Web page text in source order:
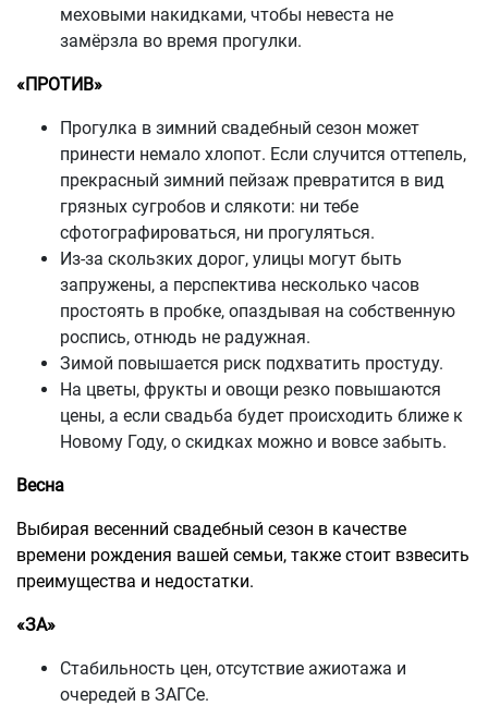
меховыми накидками, чтобы невеста не
замёрзла во время прогулки.
«ПРОТИВ»
Прогулка в зимний свадебный сезон может
принести немало хлопот. Если случится оттепель,
прекрасный зимний пейзаж превратится в вид
грязных сугробов и слякоти: ни тебе
сфотографироваться, ни прогуляться.
Из-за скользких дорог, улицы могут быть
запружены, а перспектива несколько часов
простоять в пробке, опаздывая на собственную
роспись, отнюдь не радужная.
Зимой повышается риск подхватить простуду.
На цветы, фрукты и овощи резко повышаются
цены, а если свадьба будет происходить ближе к
Новому Году, о скидках можно и вовсе забыть.
Весна
Выбирая весенний свадебный сезон в качестве
времени рождения вашей семьи, также стоит взвесить
преимущества и недостатки.
«ЗА»
Стабильность цен, отсутствие ажиотажа и
очередей в ЗАГСе.